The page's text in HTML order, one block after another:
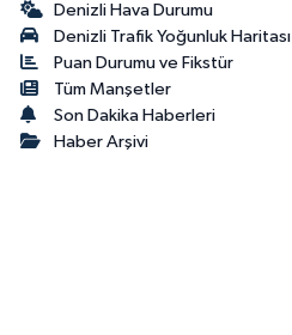
Denizli Hava Durumu
Denizli Trafik Yoğunluk Haritası
Puan Durumu ve Fikstür
Tüm Manşetler
Son Dakika Haberleri
Haber Arşivi